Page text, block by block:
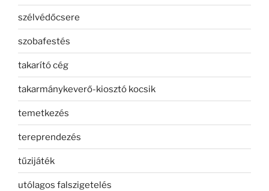
szélvédőcsere
szobafestés
takarító cég
takarmánykeverő-kiosztó kocsik
temetkezés
tereprendezés
tűzijáték
utólagos falszigetelés